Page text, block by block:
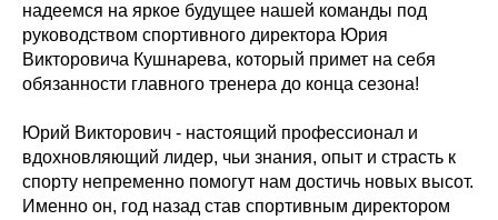
надеемся на яркое будущее нашей команды под
руководством спортивного директора Юрия
Викторовича Кушнарева, который примет на себя
обязанности главного тренера до конца сезона!
Юрий Викторович - настоящий профессионал и
вдохновляющий лидер, чьи знания, опыт и страсть к
спорту непременно помогут нам достичь новых высот.
Именно он, год назад став спортивным директором